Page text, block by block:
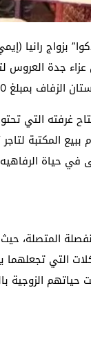
عندكوا” بزواج
جدة العروس
على إرجاعه في الليلة ذاتها.
غرفته التي
في حياة
المتصلة،
التي تجعلهما